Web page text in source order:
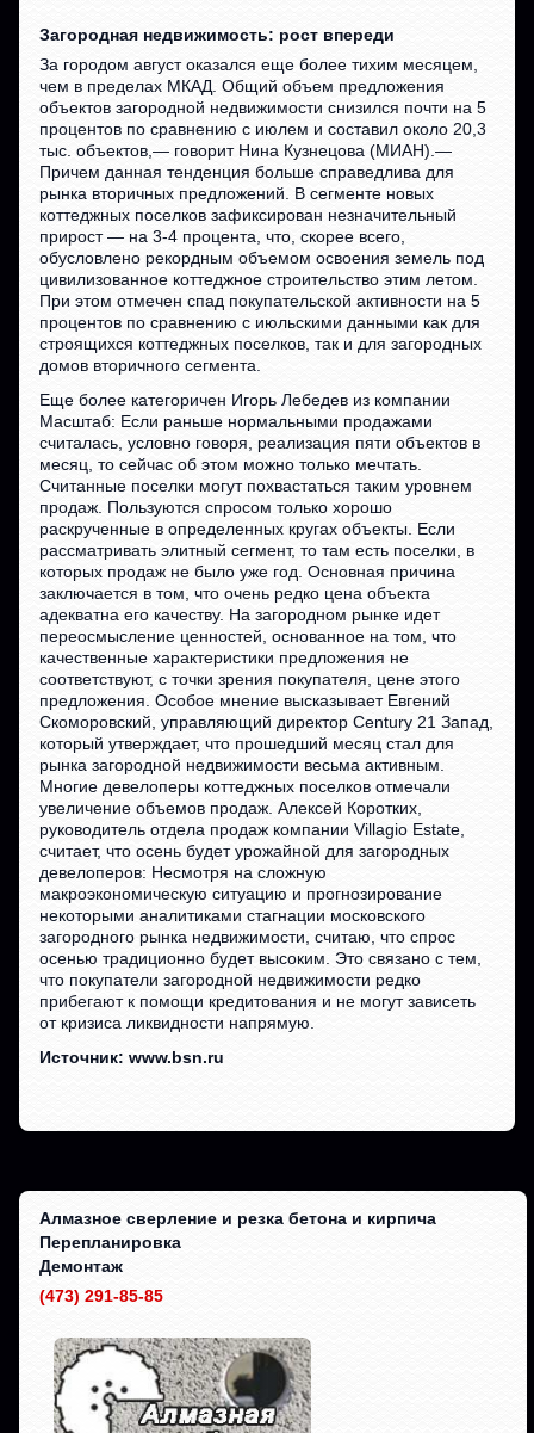
Загородная недвижимость: рост впереди
За городом август оказался еще более тихим месяцем,
чем в пределах МКАД. Общий объем предложения
объектов загородной недвижимости снизился почти на 5
процентов по сравнению с июлем и составил около 20,3
тыс. объектов,— говорит Нина Кузнецова (МИАН).—
Причем данная тенденция больше справедлива для
рынка вторичных предложений. В сегменте новых
коттеджных поселков зафиксирован незначительный
прирост — на 3-4 процента, что, скорее всего,
обусловлено рекордным объемом освоения земель под
цивилизованное коттеджное строительство этим летом.
При этом отмечен спад покупательской активности на 5
процентов по сравнению с июльскими данными как для
строящихся коттеджных поселков, так и для загородных
домов вторичного сегмента.
Еще более категоричен Игорь Лебедев из компании
Масштаб: Если раньше нормальными продажами
считалась, условно говоря, реализация пяти объектов в
месяц, то сейчас об этом можно только мечтать.
Считанные поселки могут похвастаться таким уровнем
продаж. Пользуются спросом только хорошо
раскрученные в определенных кругах объекты. Если
рассматривать элитный сегмент, то там есть поселки, в
которых продаж не было уже год. Основная причина
заключается в том, что очень редко цена объекта
адекватна его качеству. На загородном рынке идет
переосмысление ценностей, основанное на том, что
качественные характеристики предложения не
соответствуют, с точки зрения покупателя, цене этого
предложения. Особое мнение высказывает Евгений
Скоморовский, управляющий директор Century 21 Запад,
который утверждает, что прошедший месяц стал для
рынка загородной недвижимости весьма активным.
Многие девелоперы коттеджных поселков отмечали
увеличение объемов продаж. Алексей Коротких,
руководитель отдела продаж компании Villagio Estate,
считает, что осень будет урожайной для загородных
девелоперов: Несмотря на сложную
макроэкономическую ситуацию и прогнозирование
некоторыми аналитиками стагнации московского
загородного рынка недвижимости, считаю, что спрос
осенью традиционно будет высоким. Это связано с тем,
что покупатели загородной недвижимости редко
прибегают к помощи кредитования и не могут зависеть
от кризиса ликвидности напрямую.
Источник: www.bsn.ru
Алмазное сверление и резка бетона и кирпича
Перепланировка
Демонтаж
(473) 291-85-85